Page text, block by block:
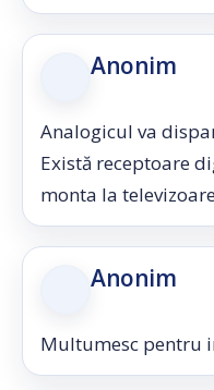
Anonim
Analogicul va
Există receptoare
monta la
Anonim
Multumesc pentru